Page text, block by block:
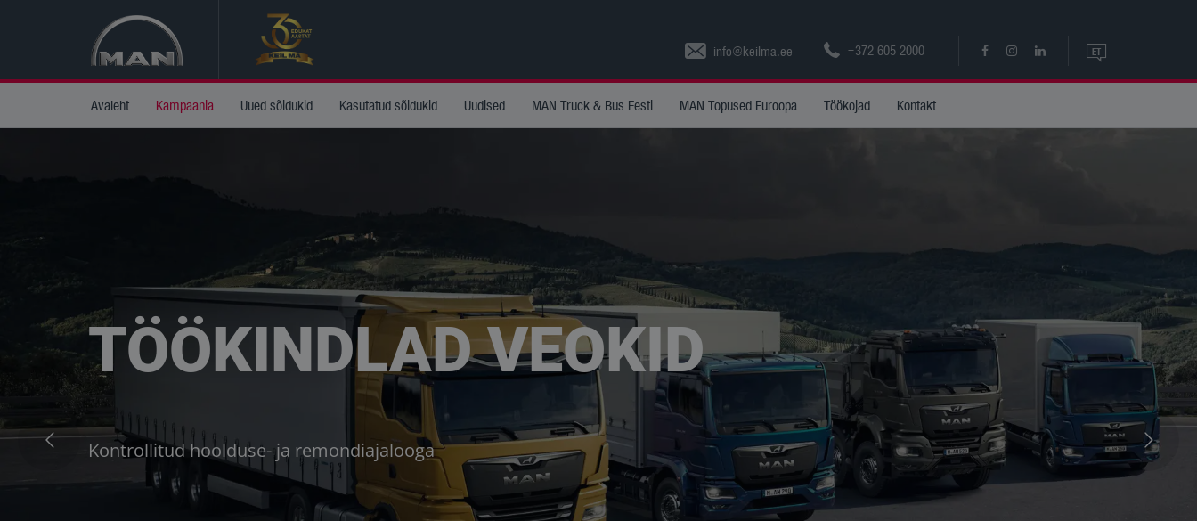
info@keilma.ee +372 605 2000 ET
Avaleht Kampaania Uued sõidukid Kasutatud sõidukid Uudised MAN Truck & Bus Eesti MAN Topused Euroopa Töökojad Kontakt
TÖÖKINDLAD VEOKID
Kontrollitud hoolduse- ja remondiajalooga